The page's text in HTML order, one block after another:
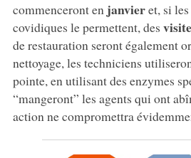
commenceront en janvieret, si
covidiques le permettent, des
de restauration seront également
nettoyage, les techniciens
pointe, en utilisant des enzymes
“mangeront” les agents qui ont
action ne compromettra